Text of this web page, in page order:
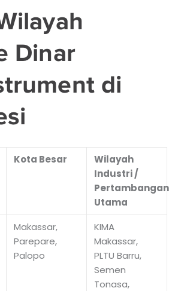
Dinar
di
Kota Besar
Wilayah
Industri /
Pertambangan
Utama
Makassar,
Parepare,
Palopo
KIMA
Makassar,
PLTU Barru,
Semen
Tonasa,